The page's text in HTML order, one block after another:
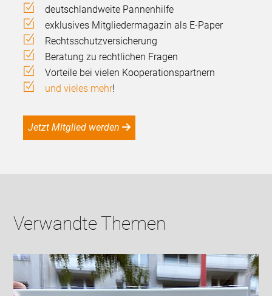
deutschlandweite Pannenhilfe
exklusives Mitgliedermagazin als E-Paper
Rechtsschutzversicherung
Beratung zu rechtlichen Fragen
Vorteile bei vielen Kooperationspartnern
und vieles mehr!
Jetzt Mitglied werden
Verwandte Themen